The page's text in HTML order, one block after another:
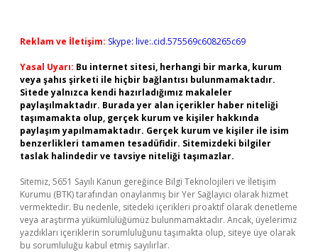
Reklam ve İletişim: Skype: live:.cid.575569c608265c69
Yasal Uyarı: Bu internet sitesi, herhangi bir marka, kurum
veya şahıs şirketi ile hiçbir bağlantısı bulunmamaktadır.
Sitede yalnızca kendi hazırladığımız makaleler
paylaşılmaktadır. Burada yer alan içerikler haber niteliği
taşımamakta olup, gerçek kurum ve kişiler hakkında
paylaşım yapılmamaktadır. Gerçek kurum ve kişiler ile isim
benzerlikleri tamamen tesadüfidir. Sitemizdeki bilgiler
taslak halindedir ve tavsiye niteliği taşımazlar.
Sitemiz, 5651 Sayılı Kanun gereğince Bilgi Teknolojileri ve İletişim
Kurumu (BTK) tarafından onaylanmış bir Yer Sağlayıcı olarak hizmet
vermektedir. Bu nedenle, sitedeki içerikleri proaktif olarak denetleme
veya araştırma yükümlülüğümüz bulunmamaktadır. Ancak, üyelerimiz
yazdıkları içeriklerin sorumluluğunu taşımakta olup, siteye üye olarak
bu sorumluluğu kabul etmiş sayılırlar.